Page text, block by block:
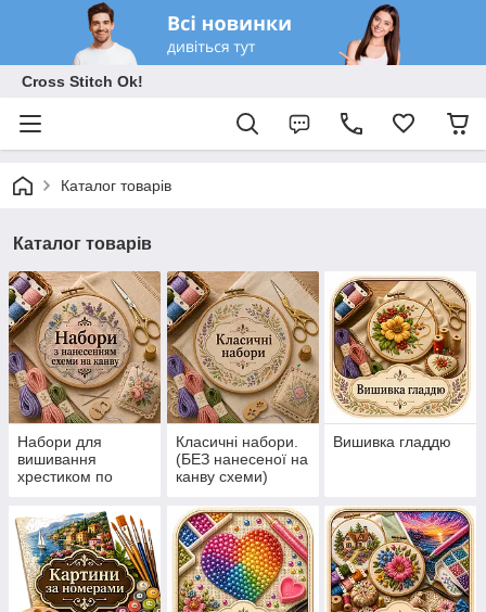
Cross Stitch Ok!
Каталог товарів
Каталог товарів
Набори для
вишивання
хрестиком по
канву схемі
Класичні набори.
(БЕЗ нанесеної на
канву схеми)
Вишивка гладдю